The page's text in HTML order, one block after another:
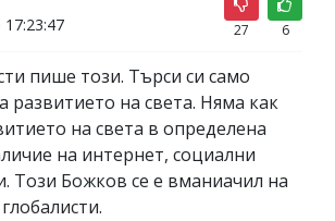
17:23:47 27 6
пише този. Търси си само
развитието на света. Няма как
на света в определена
на интернет, социални
Този Божков се е вманиачил на